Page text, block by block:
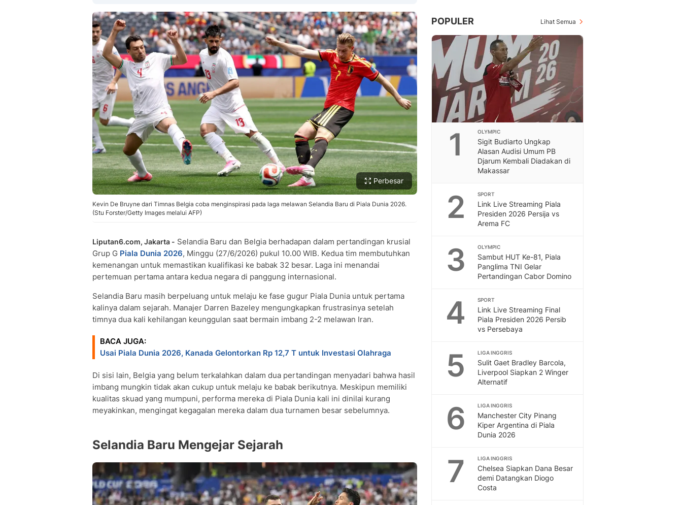
Copy Link
Perbesar
Kevin De Bruyne dari Timnas Belgia coba menginspirasi pada laga melawan Selandia Baru di Piala Dunia 2026.
(Stu Forster/Getty Images melalui AFP)
Liputan6.com, Jakarta - Selandia Baru dan Belgia berhadapan dalam pertandingan krusial
Grup G Piala Dunia 2026, Minggu (27/6/2026) pukul 10.00 WIB. Kedua tim membutuhkan
kemenangan untuk memastikan kualifikasi ke babak 32 besar. Laga ini menandai
pertemuan pertama antara kedua negara di panggung internasional.
Selandia Baru masih berpeluang untuk melaju ke fase gugur Piala Dunia untuk pertama
kalinya dalam sejarah. Manajer Darren Bazeley mengungkapkan frustrasinya setelah
timnya dua kali kehilangan keunggulan saat bermain imbang 2-2 melawan Iran.
BACA JUGA:
Usai Piala Dunia 2026, Kanada Gelontorkan Rp 12,7 T untuk Investasi Olahraga
Di sisi lain, Belgia yang belum terkalahkan dalam dua pertandingan menyadari bahwa hasil
imbang mungkin tidak akan cukup untuk melaju ke babak berikutnya. Meskipun memiliki
kualitas skuad yang mumpuni, performa mereka di Piala Dunia kali ini dinilai kurang
meyakinkan, mengingat kegagalan mereka dalam dua turnamen besar sebelumnya.
Selandia Baru Mengejar Sejarah
POPULER Lihat Semua
1 OLYMPIC
Sigit Budiarto Ungkap
Alasan Audisi Umum PB
Djarum Kembali Diadakan di
Makassar
2 SPORT
Link Live Streaming Piala
Presiden 2026 Persija vs
Arema FC
3 OLYMPIC
Sambut HUT Ke-81, Piala
Panglima TNI Gelar
Pertandingan Cabor Domino
4 SPORT
Link Live Streaming Final
Piala Presiden 2026 Persib
vs Persebaya
5 LIGA INGGRIS
Sulit Gaet Bradley Barcola,
Liverpool Siapkan 2 Winger
Alternatif
6 LIGA INGGRIS
Manchester City Pinang
Kiper Argentina di Piala
Dunia 2026
7 LIGA INGGRIS
Chelsea Siapkan Dana Besar
demi Datangkan Diogo
Costa